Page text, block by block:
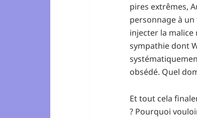
pires extrêmes,
personnage à
injecter la malice
sympathie dont
obsédé. Quel
Et tout cela
? Pourquoi